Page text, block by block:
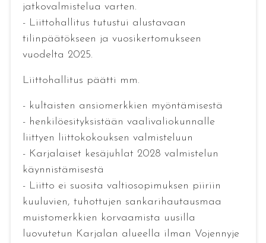
jatkovalmistelua varten.
- Liittohallitus tutustui alustavaan
tilinpäätökseen ja vuosikertomukseen
vuodelta 2025.
Liittohallitus päätti mm.
- kultaisten ansiomerkkien myöntämisestä
- henkilöesityksistään vaalivaliokunnalle
liittyen liittokokouksen valmisteluun
- Karjalaiset kesäjuhlat 2028 valmistelun
käynnistämisestä
- Liitto ei suosita valtiosopimuksen piiriin
kuuluvien, tuhottujen sankarihautausmaa
muistomerkkien korvaamista uusilla
luovutetun Karjalan alueella ilman Vojennyje